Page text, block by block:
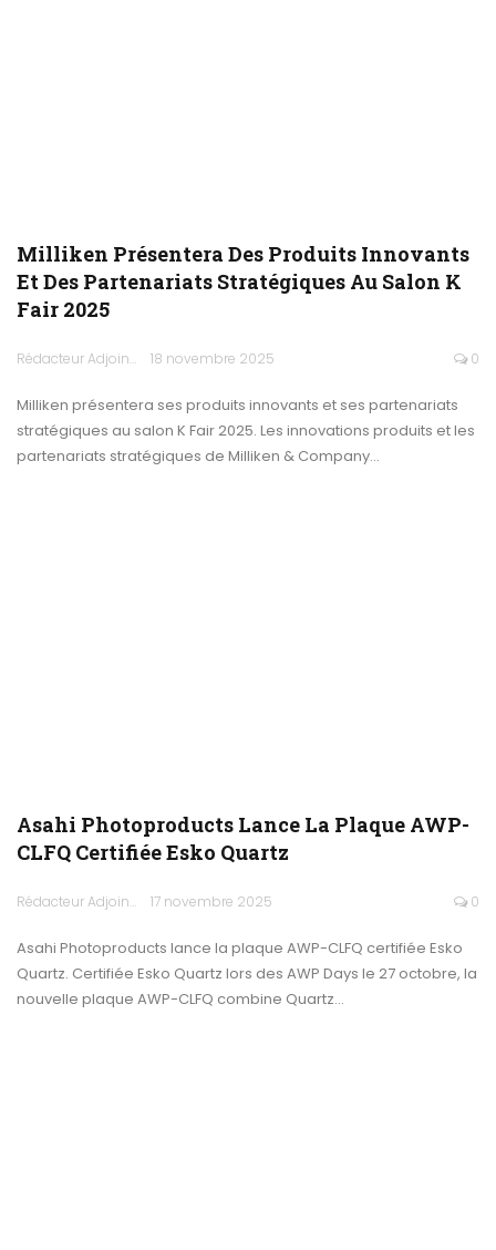
Milliken Présentera Des Produits Innovants
Et Des Partenariats Stratégiques Au Salon K
Fair 2025
Rédacteur Adjoint 18 novembre 2025 0
Milliken présentera ses produits innovants et ses partenariats
stratégiques au salon K Fair 2025. Les innovations produits et les
partenariats stratégiques de Milliken & Company…
Asahi Photoproducts Lance La Plaque AWP-
CLFQ Certifiée Esko Quartz
Rédacteur Adjoint 17 novembre 2025 0
Asahi Photoproducts lance la plaque AWP-CLFQ certifiée Esko
Quartz. Certifiée Esko Quartz lors des AWP Days le 27 octobre, la
nouvelle plaque AWP-CLFQ combine Quartz…